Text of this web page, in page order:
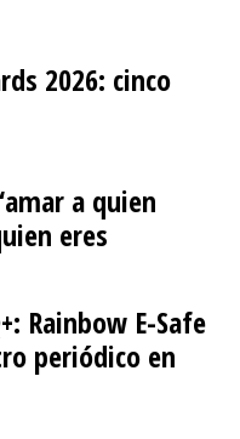
2026: cinco
a quien
eres
Rainbow E-Safe
periódico en